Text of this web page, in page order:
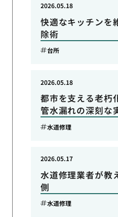
快適なキッチンを
除術
2026.05.18
台所
都市を支える老朽
管水漏れの深刻な
2026.05.18
水道修理
水道修理業者が教
側
2026.05.17
水道修理